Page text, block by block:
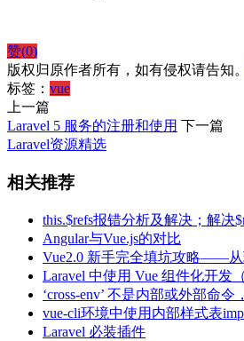
赞(0)
版权归原作者所有，如有侵权请告知。
标签： vue
上一篇
Laravel 5 服务的注册和使用 下一篇
Laravel资源精选
相关推荐
this.$refs报错分析及解决；解决
Angular与Vue.js的对比
Vue2.0 新手完全填坑攻略——
Laravel 中使用 Vue 组件化开发
‘cross-env’ 不是内部或外部命
vue-cli环境中使用内部样式表
Laravel 必装插件